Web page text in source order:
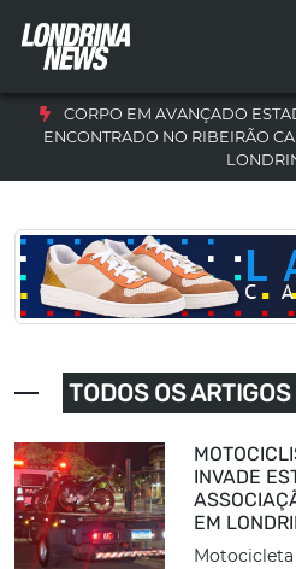
CORPO EM AVANÇADO
ENCONTRADO NO RIBEIRÃO
TODOS OS ARTIGOS
INVADE
EM